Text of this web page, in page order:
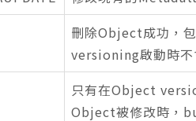
刪除Object成功，
versioning啟動時不
只有在Object
Object被修改時，